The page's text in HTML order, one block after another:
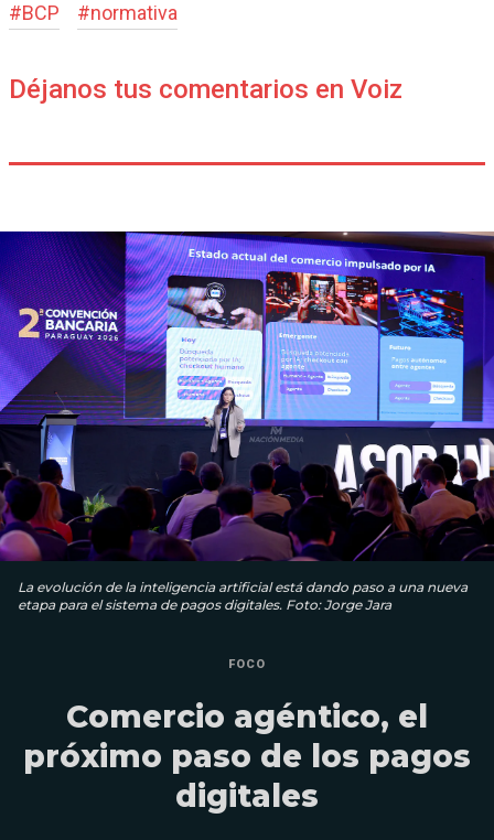
#BCP #normativa
Déjanos tus comentarios en Voiz
La evolución de la inteligencia artificial está dando paso a una nueva
etapa para el sistema de pagos digitales. Foto: Jorge Jara
FOCO
Comercio agéntico, el
próximo paso de los pagos
digitales